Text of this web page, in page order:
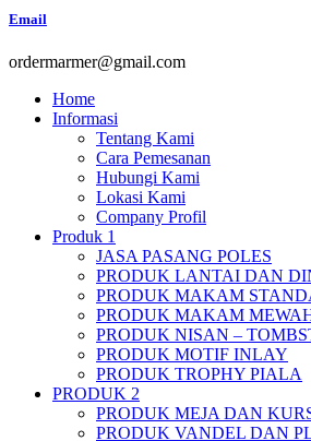
Email
ordermarmer@gmail.com
Home
Informasi
Tentang Kami
Cara Pemesanan
Hubungi Kami
Lokasi Kami
Company Profil
Produk 1
JASA PASANG POLES
PRODUK LANTAI DAN
PRODUK MAKAM
PRODUK MAKAM
PRODUK NISAN –
PRODUK MOTIF INLAY
PRODUK TROPHY PIALA
PRODUK 2
PRODUK MEJA DAN
PRODUK VANDEL DAN